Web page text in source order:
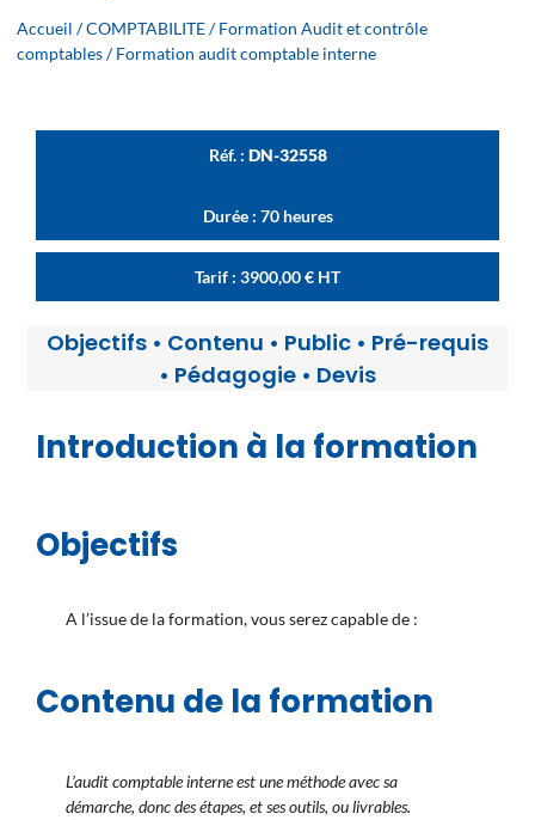
Accueil /COMPTABILITE/Formation Audit et contrôle
comptables/ Formation audit comptable interne
Réf. : DN-32558
Durée : 70 heures
Tarif : 3900,00€ HT
Objectifs • Contenu • Public • Pré-requis
• Pédagogie • Devis
Introduction à la formation
Objectifs
A l’issue de la formation, vous serez capable de :
Contenu de la formation
L’audit comptable interne est une méthode avec sa
démarche, donc des étapes, et ses outils, ou livrables.